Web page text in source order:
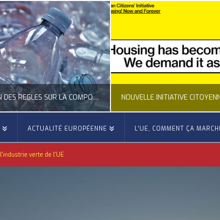
BOUTEILLES PLASTIQUES NOUVELLE INITIATIVE CITOYENNE EUROPÉENNE SUR LE LOGEMENT
ACTUALITÉ DE L'UNION EUROPÉENNE, ACTUALITÉ DE LA REPRÉSENTATION D’OCCITANIE EUROPE, CITOYENNETÉ, LOGEMENT
ACTUALITÉ EUROPÉENNE L’UE, COMMENT ÇA
verte de l'UE